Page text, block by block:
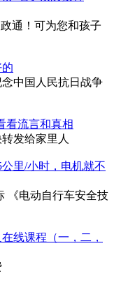
通！可为您和孩子
中国人民抗日战争
看流言和真相
发给家里人
里/小时，电机就不
《电动自行车安全技
线课程（一，二，